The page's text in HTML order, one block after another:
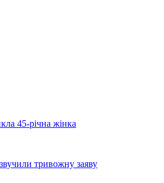
45-річна жінка
тривожну заяву